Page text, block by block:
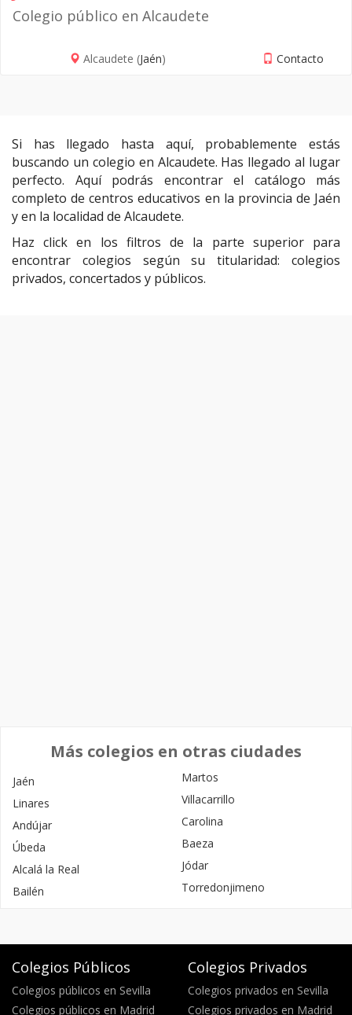
Colegio público en Alcaudete
Alcaudete (Jaén) Contacto
Si has llegado hasta aquí, probablemente estás
buscando un colegio en Alcaudete. Has llegado al lugar
perfecto. Aquí podrás encontrar el catálogo más
completo de centros educativos en la provincia de Jaén
y en la localidad de Alcaudete.
Haz click en los filtros de la parte superior para
encontrar colegios según su titularidad: colegios
privados, concertados y públicos.
Más colegios en otras ciudades
Jaén
Linares
Andújar
Úbeda
Alcalá la Real
Bailén
Martos
Villacarrillo
Carolina
Baeza
Jódar
Torredonjimeno
Colegios Públicos
Colegios públicos en Sevilla
Colegios públicos en Madrid
Colegios Privados
Colegios privados en Sevilla
Colegios privados en Madrid